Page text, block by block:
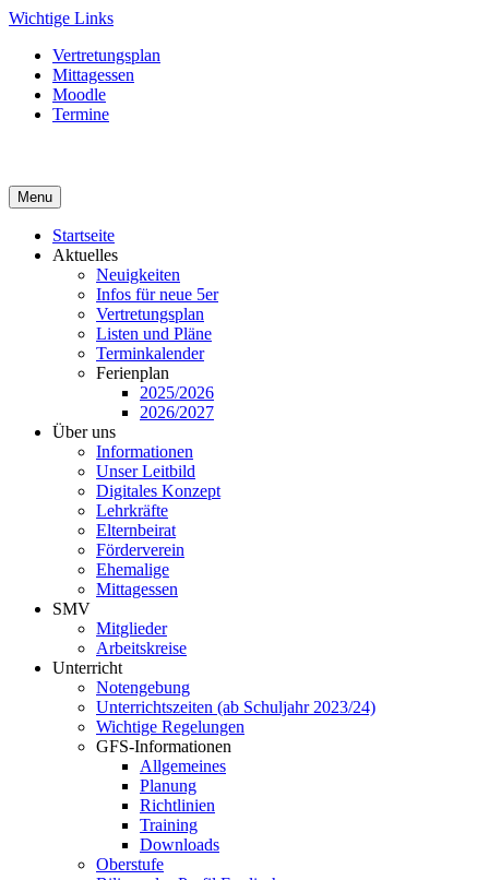
Skip
content
Wichtige Links
Vertretungsplan
Mittagessen
Moodle
Termine
Menu
Startseite
Aktuelles
Neuigkeiten
Infos für neue 5er
Vertretungsplan
Listen und Pläne
Terminkalender
Ferienplan
2025/2026
2026/2027
Über uns
Informationen
Unser Leitbild
Digitales Konzept
Lehrkräfte
Elternbeirat
Förderverein
Ehemalige
Mittagessen
SMV
Mitglieder
Arbeitskreise
Unterricht
Notengebung
Unterrichtszeiten (ab Schuljahr 2023/24)
Wichtige Regelungen
GFS-Informationen
Allgemeines
Planung
Richtlinien
Training
Downloads
Oberstufe